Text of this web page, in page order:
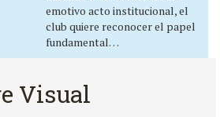
emotivo acto institucional, el
club quiere reconocer el papel
fundamental…